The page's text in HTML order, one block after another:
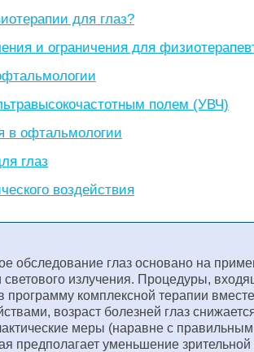
для глаз?
и ограничения для
полем (УВЧ)
в офтальмологии
глаз
воздействия
обследование глаз основано на
светового излучения. Процедуры,
программу комплексной терапии
возраст болезней глаз
меры (наравне с
предполагает уменьшение